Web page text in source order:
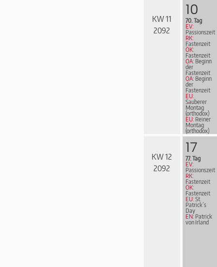
KW 11
2092
10
70. Tag
EV:
Passionszeit
RK:
Fastenzeit
ÖK:
Fastenzeit
OA: Beginn
der
Fastenzeit
OA: Beginn
der
Fastenzeit
EU:
Sauberer
Montag
(orthodox)
EU: Reiner
Montag
(orthodox)
EN:Vierzig
Märtyrer
von Sebaste
KW 12
2092
17
77. Tag
EV:
Passionszeit
RK:
Fastenzeit
ÖK:
Fastenzeit
EU: St.
Patrick´s
Day
EN: Patrick
von Irland